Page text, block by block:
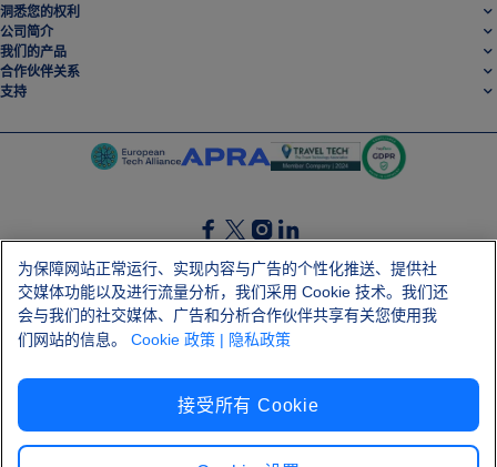
洞悉您的权利
公司简介
我们的产品
合作伙伴关系
支持
获取我们的免费应用程序
条款和条件
为保障网站正常运行、实现内容与广告的个性化推送、提供社
交媒体功能以及进行流量分析，我们采用 Cookie 技术。我们还
会与我们的社交媒体、广告和分析合作伙伴共享有关您使用我
们网站的信息。
Cookie 政策 | 隐私政策
接受所有 Cookie